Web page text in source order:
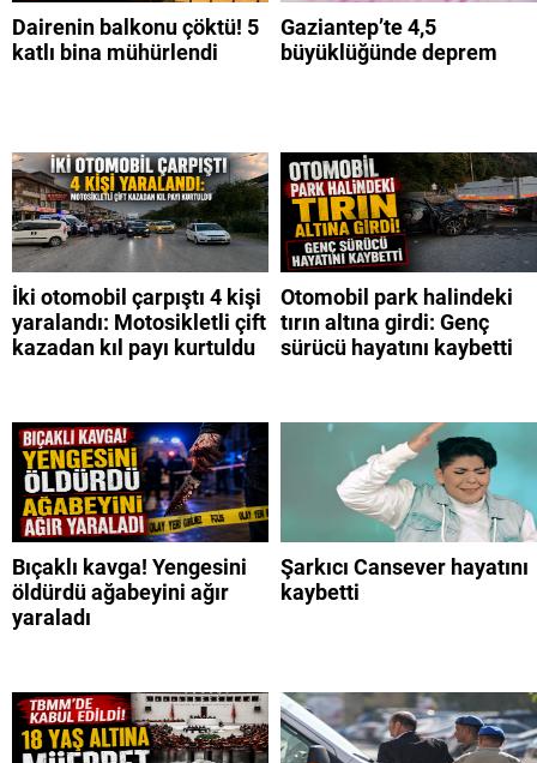
Dairenin balkonu çöktü! 5
katlı bina mühürlendi
Gaziantep’te 4,5
büyüklüğünde deprem
İki otomobil çarpıştı 4 kişi
yaralandı: Motosikletli çift
kazadan kıl payı kurtuldu
Otomobil park halindeki
tırın altına girdi: Genç
sürücü hayatını kaybetti
Bıçaklı kavga! Yengesini
öldürdü ağabeyini ağır
yaraladı
Şarkıcı Cansever hayatını
kaybetti